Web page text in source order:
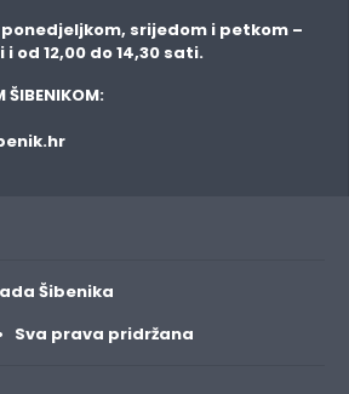
ponedjeljkom, srijedom i petkom –
i od 12,00 do 14,30 sati.
ŠIBENIKOM:
Šibenika
Sva prava pridržana